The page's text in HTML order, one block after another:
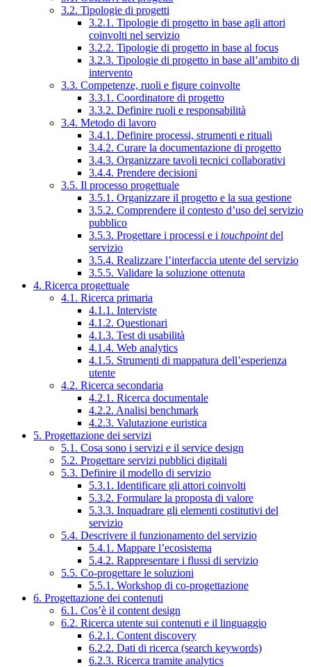
3.2. Tipologie di progetti
3.2.1. Tipologie di progetto in base agli attori
coinvolti nel servizio
3.2.2. Tipologie di progetto in base al focus
3.2.3. Tipologie di progetto in base all’ambito di
intervento
3.3. Competenze, ruoli e figure coinvolte
3.3.1. Coordinatore di progetto
3.3.2. Definire ruoli e responsabilità
3.4. Metodo di lavoro
3.4.1. Definire processi, strumenti e rituali
3.4.2. Curare la documentazione di progetto
3.4.3. Organizzare tavoli tecnici collaborativi
3.4.4. Prendere decisioni
3.5. Il processo progettuale
3.5.1. Organizzare il progetto e la sua gestione
3.5.2. Comprendere il contesto d’uso del servizio
pubblico
3.5.3. Progettare i processi e i touchpointdel
servizio
3.5.4. Realizzare l’interfaccia utente del servizio
3.5.5. Validare la soluzione ottenuta
4. Ricerca progettuale
4.1. Ricerca primaria
4.1.1. Interviste
4.1.2. Questionari
4.1.3. Test di usabilità
4.1.4. Web analytics
4.1.5. Strumenti di mappatura dell’esperienza
utente
4.2. Ricerca secondaria
4.2.1. Ricerca documentale
4.2.2. Analisi benchmark
4.2.3. Valutazione euristica
5. Progettazione dei servizi
5.1. Cosa sono i servizi e il service design
5.2. Progettare servizi pubblici digitali
5.3. Definire il modello di servizio
5.3.1. Identificare gli attori coinvolti
5.3.2. Formulare la proposta di valore
5.3.3. Inquadrare gli elementi costitutivi del
servizio
5.4. Descrivere il funzionamento del servizio
5.4.1. Mappare l’ecosistema
5.4.2. Rappresentare i flussi di servizio
5.5. Co-progettare le soluzioni
5.5.1. Workshop di co-progettazione
6. Progettazione dei contenuti
6.1. Cos’è il content design
6.2. Ricerca utente sui contenuti e il linguaggio
6.2.1. Content discovery
6.2.2. Dati di ricerca (search keywords)
6.2.3. Ricerca tramite analytics